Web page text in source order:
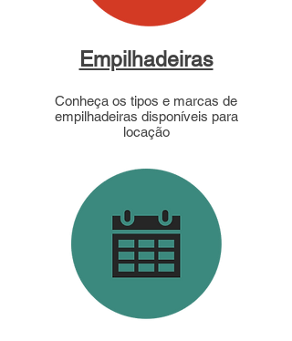
Empilhadeiras
Conheça os tipos e marcas de
empilhadeiras disponíveis para
locação